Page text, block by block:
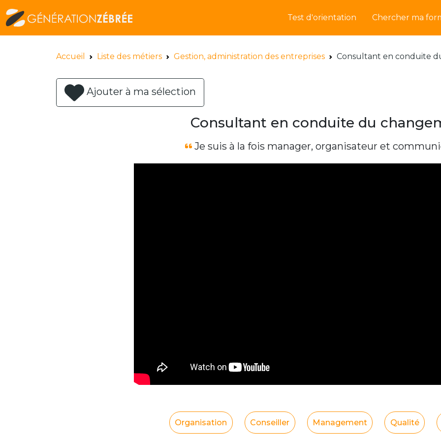
Test d'orientation Chercher ma
Accueil Liste des métiers Gestion, administration des entreprises Consultant en conduite
Ajouter à ma sélection
Consultant en conduite du
Je suis à la fois manager, organisateur et
Organisation Conseiller Management Qualité